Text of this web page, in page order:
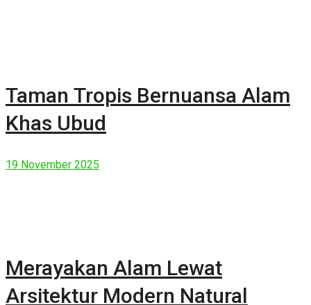
Taman Tropis Bernuansa Alam
Khas Ubud
19 November 2025
Merayakan Alam Lewat
Arsitektur Modern Natural